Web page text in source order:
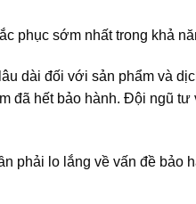
phục sớm nhất trong khả
dài đối với sản phẩm và
đã hết bảo hành. Đội ngũ
phải lo lắng về vấn đề bảo